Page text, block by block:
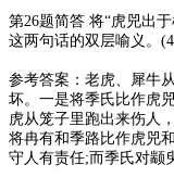
第26题简答 将“虎兕出
这两句话的双层喻义。
参考答案：老虎、犀牛
坏。一是将季氏比作虎
虎从笼子里跑出来伤人
将冉有和季路比作虎兕
守人有责任;而季氏对颛